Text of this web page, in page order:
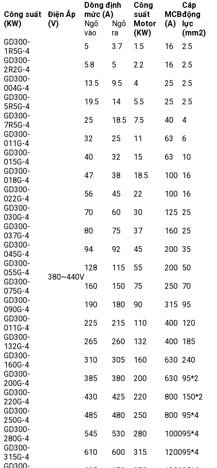
Công suất
(KW)
Điện Áp
(V)
Dòng định
mức (A)
Công
suất
Motor
(KW)
MCB
(A)
Cáp
động
lực
(mm2)
Ngõ
vào
Ngõ
ra
GD300-
1R5G-4
380~440V
5 3.7 1.5 16
2.5
GD300-
2R2G-4
5.8 5 2.2 16
2.5
GD300-
004G-4
13.5 9.5 4 25
2.5
GD300-
5R5G-4
19.5 14 5.5 25
2.5
GD300-
7R5G-4
25 18.5 7.5 40
4
GD300-
011G-4
32 25 11 63
6
GD300-
015G-4
40 32 15 63
10
GD300-
018G-4
47 38 18.5 100 16
GD300-
022G-4
56 45 22 100 16
GD300-
030G-4
70 60 30 125 25
GD300-
037G-4
80 75 37 160 25
GD300-
045G-4
94 92 45 200 35
GD300-
055G-4
128 115 55 200 50
GD300-
075G-4
160 150 75 250 70
GD300-
090G-4
190 180 90 315 95
GD300-
011G-4
225 215 110 400 120
GD300-
132G-4
265 260 132 400 185
GD300-
160G-4
310 305 160 630 240
GD300-
200G-4
385 380 200 630 95*2
GD300-
220G-4
430 425 220 800 150*2
GD300-
250G-4
485 480 250 800 95*4
GD300-
280G-4
545 530 280 100095*4
GD300-
315G-4
610 600 315 120095*4